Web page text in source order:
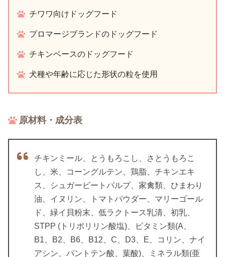
チワワ向けドッグフード
プロマージブランドのドッグフード
チキンベースのドッグフード
犬種や年齢に応じた形状の粒を使用
原材料・成分表
チキンミール、とうもろこし、さとうもろこ
し、米、コーングルテン、鶏脂、チキンエキ
ス、シュガービートパルプ、家禽類、ひまわり
油、イヌリン、トマトパウダー、マリーゴール
ド、緑イ貝粉末、低ラクトース乳清、初乳、
STPP (トリポリリン酸塩)、ビタミン類(A、
B1、B2、B6、B12、C、D3、E、コリン、ナイ
アシン、パントテン酸、葉酸)、ミネラル類(亜